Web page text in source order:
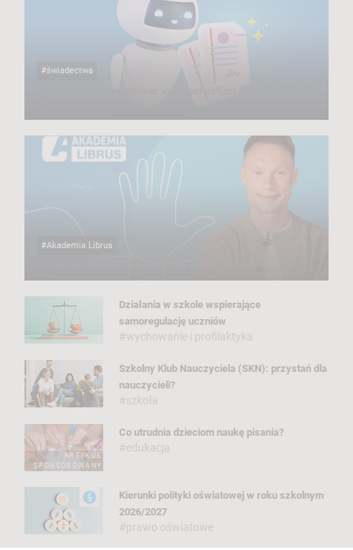
#świadectwa
#Akademia Librus
Działania w szkole wspierające
samoregulację uczniów
#wychowanie i profilaktyka
Szkolny Klub Nauczyciela (SKN): przystań dla
nauczycieli?
#szkoła
ARTYKUŁ
SPONSOROWANY
Co utrudnia dzieciom naukę pisania?
#edukacja
Kierunki polityki oświatowej w roku szkolnym
2026/2027
#prawo oświatowe